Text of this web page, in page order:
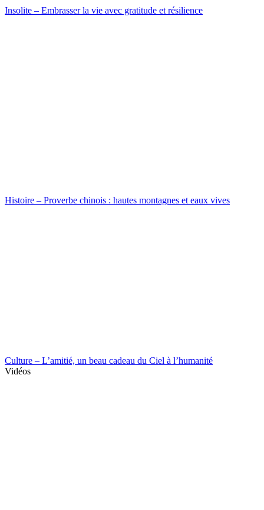
Insolite – Embrasser la vie avec gratitude et résilience
Histoire – Proverbe chinois : hautes montagnes et eaux vives
Culture – L’amitié, un beau cadeau du Ciel à l’humanité
Vidéos